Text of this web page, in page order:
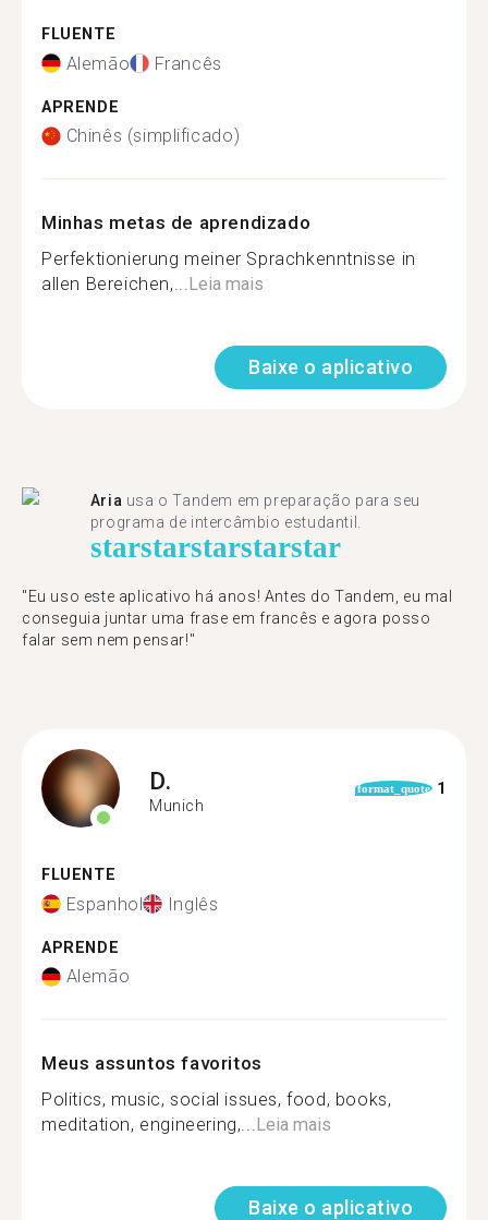
FLUENTE
Alemão Francês
APRENDE
Chinês (simplificado)
Minhas metas de aprendizado
Perfektionierung meiner Sprachkenntnisse in
allen Bereichen,...Leia mais
Baixe o aplicativo
Aria usa o Tandem em preparação para seu
programa de intercâmbio estudantil.
starstarstarstarstar
"​​Eu uso este aplicativo há anos! Antes do Tandem, eu mal
conseguia juntar uma frase em francês e agora posso
falar sem nem pensar!"
D.
Munich
format_quote 1
FLUENTE
Espanhol Inglês
APRENDE
Alemão
Meus assuntos favoritos
Politics, music, social issues, food, books,
meditation, engineering,...Leia mais
Baixe o aplicativo